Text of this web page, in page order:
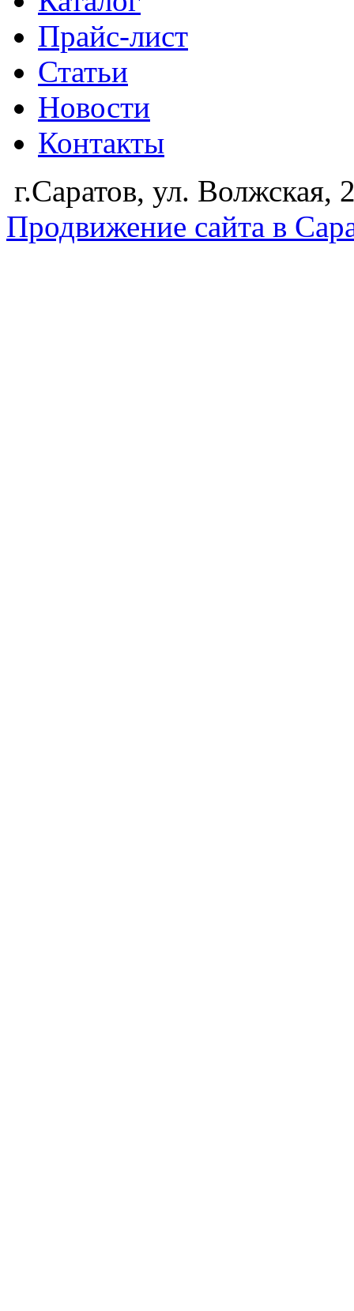
Прайс-лист
Статьи
Новости
Контакты
г.Саратов, ул.
Продвижение сайта в